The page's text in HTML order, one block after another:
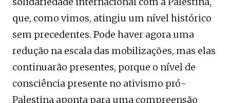
que, como vimos, atingiu um nível histórico
sem precedentes. Pode haver agora uma
redução na escala das mobilizações, mas elas
continuarão presentes, porque o nível de
consciência presente no ativismo pró-
Palestina aponta para uma compreensão